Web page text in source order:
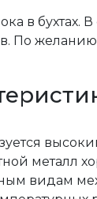
в
По
металл
видам